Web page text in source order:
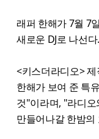
래퍼 한해가 7월 7
새로운 DJ로 나선다.
<키스더라디오>
한해가 보여 준 특
것"이라며, "라디오
만들어나갈 한밤